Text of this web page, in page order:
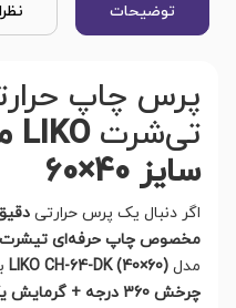
توضیحات
پرس چاپ
تی‌شرت
سایز 40×60
اگر دنبال یک پرس حرارتی
مخصوص چاپ حرفه‌ای تیشرت
مدل LIKO CH-64-DK (40×60)
چرخش 360 درجه + گرمایش یکنواخت 12 المنتی